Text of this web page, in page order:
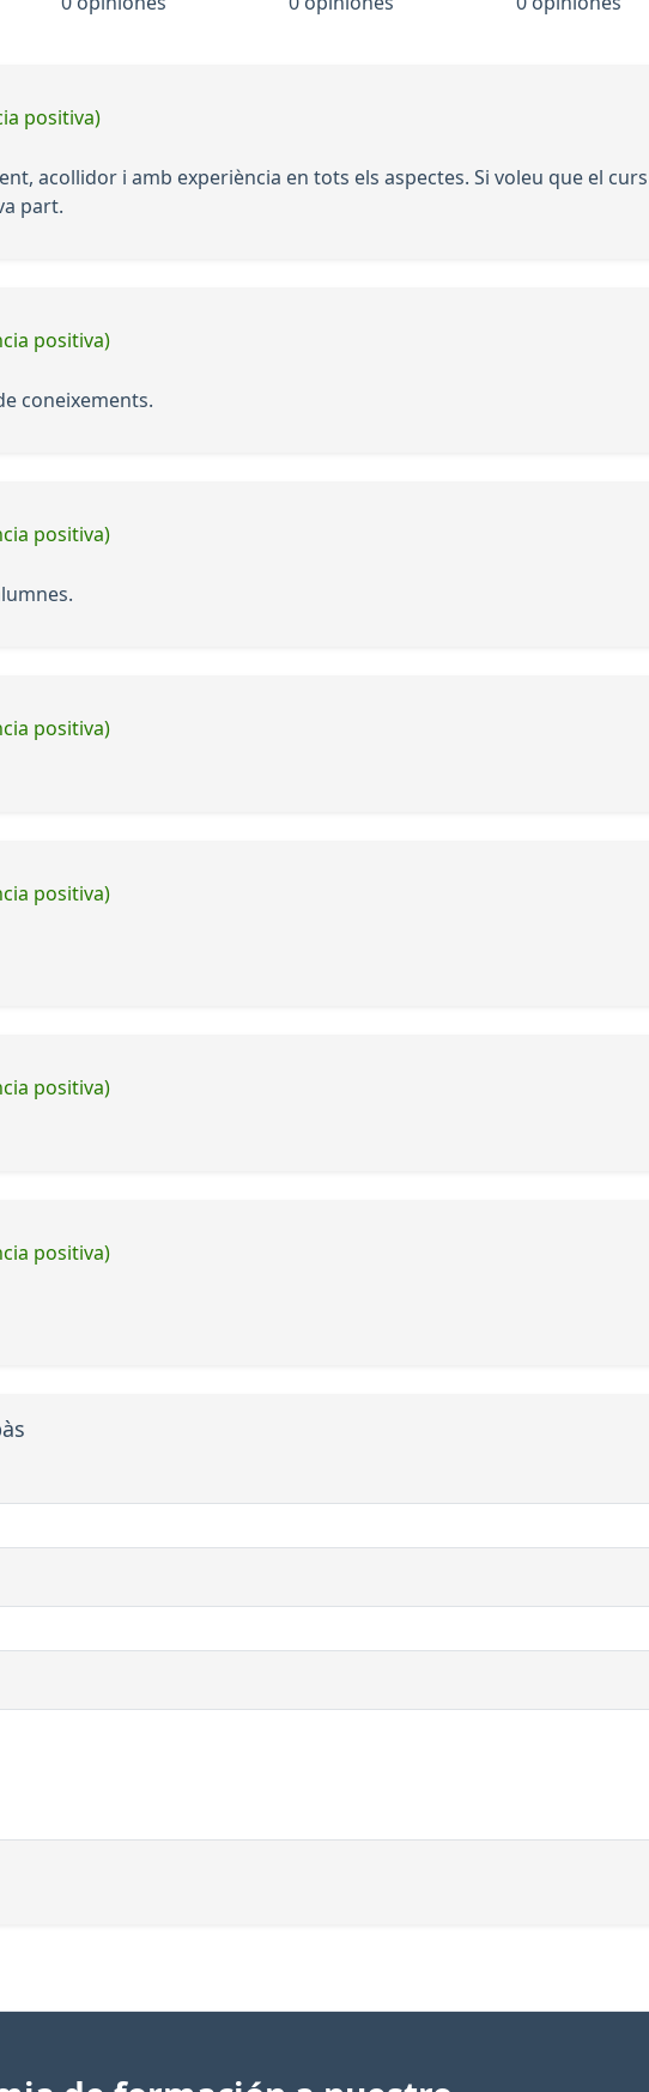
positiva)
acollidor i amb experiència en tots els aspectes. Si voleu que el
part.
positiva)
coneixements.
positiva)
positiva)
positiva)
positiva)
positiva)